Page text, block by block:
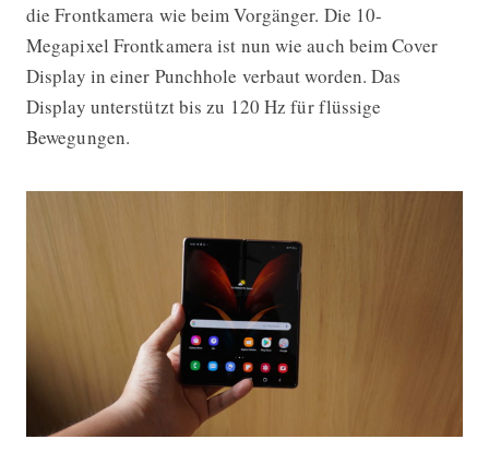
die Frontkamera wie beim Vorgänger. Die 10-
Megapixel Frontkamera ist nun wie auch beim Cover
Display in einer Punchhole verbaut worden. Das
Display unterstützt bis zu 120 Hz für flüssige
Bewegungen.